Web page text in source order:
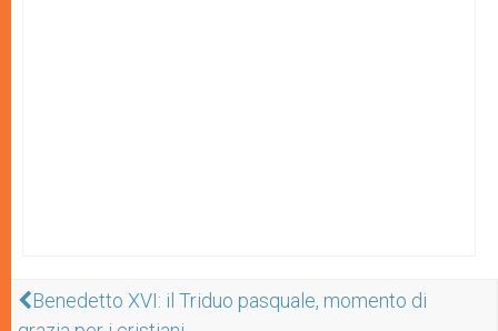
Benedetto XVI: il Triduo pasquale, momento di